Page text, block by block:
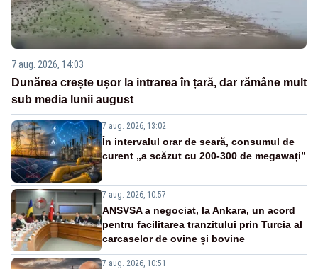
7 aug. 2026, 14:03
Dunărea crește ușor la intrarea în țară, dar rămâne mult
sub media lunii august
7 aug. 2026, 13:02
În intervalul orar de seară, consumul de
curent „a scăzut cu 200-300 de megawați”
7 aug. 2026, 10:57
ANSVSA a negociat, la Ankara, un acord
pentru facilitarea tranzitului prin Turcia al
carcaselor de ovine și bovine
7 aug. 2026, 10:51